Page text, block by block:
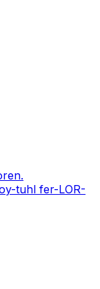
tuhl fer-LOR-